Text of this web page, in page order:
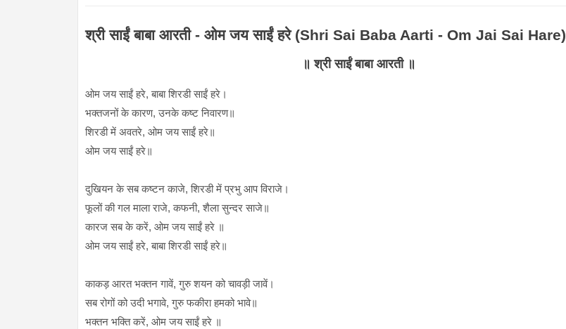
श्री साईं बाबा आरती - ओम जय साईं हरे (Shri Sai Baba Aarti - Om Jai Sai Hare)
॥ श्री साईं बाबा आरती ॥
ओम जय साईं हरे, बाबा शिरडी साईं हरे।
भक्तजनों के कारण, उनके कष्ट निवारण॥
शिरडी में अवतरे, ओम जय साईं हरे॥
ओम जय साईं हरे॥
दुखियन के सब कष्टन काजे, शिरडी में प्रभु आप विराजे।
फूलों की गल माला राजे, कफनी, शैला सुन्दर साजे॥
कारज सब के करें, ओम जय साईं हरे ॥
ओम जय साईं हरे, बाबा शिरडी साईं हरे॥
काकड़ आरत भक्तन गावें, गुरु शयन को चावड़ी जावें।
सब रोगों को उदी भगावे, गुरु फकीरा हमको भावे॥
भक्तन भक्ति करें, ओम जय साईं हरे ॥